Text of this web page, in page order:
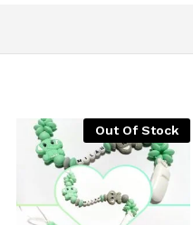
Out Of Stock